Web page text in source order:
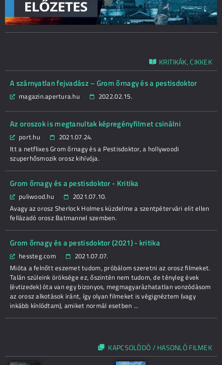
KRITIKÁK, CIKKEK
A szárnyatlan fejvadász – Grom őrnagy és a pestisdoktor
magazin.apertura.hu 2022.02.15.
Az oroszok is megtanultak képregényfilmet csinálni
port.hu
2021.07.24.
Itt a netflixes Grom őrnagy és a Pestisdoktor, a hollywoodi
szuperhősmozik orosz kihívója.
Grom őrnagy és a pestisdoktor - Kritika
puliwood.hu
2021.07.10.
Avagy az orosz Sherlock Holmes küzdelme a szentpétervári elit ellen
fellázadó orosz Batmannel szemben.
Grom őrnagy és a pestisdoktor (2021) - kritika
hessteg.com
2021.07.07.
Mióta a felnőtt eszemet tudom, próbálom szeretni az orosz filmeket.
Talán szüleink öröksége ez, őszintén nem tudom, de tényleg évek
(évtizedek) óta van egy bizonyos, megmagyarázhatatlan vonzódásom
az orosz alkotások iránt, így olyan filmeket is végignéztem (vagy
inkább kínlódtam), amiket normál esetben ...
KAPCSOLÓDÓ / HASONLÓ FILMEK